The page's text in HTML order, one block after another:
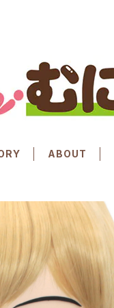
ABOUT